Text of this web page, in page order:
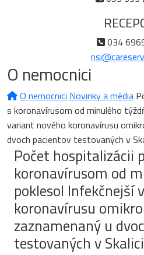
034
O nemocnici
O nemocnici Novinky a média
s koronavírusom od minulého
variant nového koronavírusu
dvoch pacientov testovaných v
Počet hospitalizácii
koronavírusom od
poklesol Infekčnejší
koronavírusu
zaznamenaný u
testovaných v Skalici